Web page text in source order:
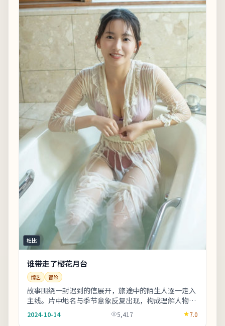
杜比
谁带走了樱花月台
综艺 冒险
故事围绕一封迟到的信展开，旅途中的陌生人逐一走入
主线。片中地名与季节意象反复出现，构成理解人物动
机的重要线索。整体来看，这是一部类型元素清晰、
人...
2024-10-14 5,417 7.0